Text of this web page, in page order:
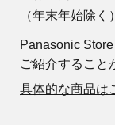
（年末年始除く）
Panasonic
ご紹介すること
具体的な商品は